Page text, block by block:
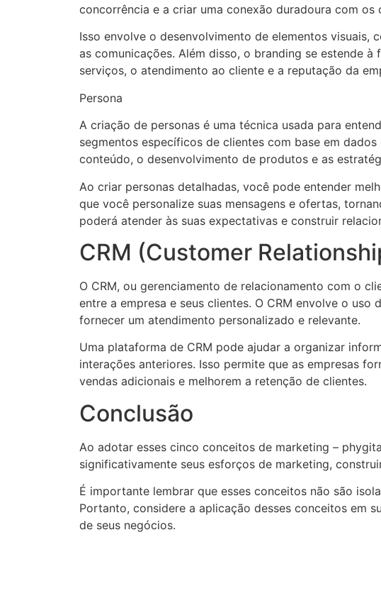
concorrência e a criar uma conexão duradoura com os
Isso envolve o desenvolvimento de elementos
as comunicações. Além disso, o branding se estende
serviços, o atendimento ao cliente e a reputação da
Persona
A criação de personas é uma técnica usada para
segmentos específicos de clientes com base em
conteúdo, o desenvolvimento de produtos e as
Ao criar personas detalhadas, você pode entender
que você personalize suas mensagens e ofertas,
poderá atender às suas expectativas e construir
CRM (Customer
O CRM, ou gerenciamento de relacionamento com o
entre a empresa e seus clientes. O CRM envolve o
fornecer um atendimento personalizado e relevante.
Uma plataforma de CRM pode ajudar a organizar
interações anteriores. Isso permite que as empresas
vendas adicionais e melhorem a retenção de clientes.
Conclusão
Ao adotar esses cinco conceitos de marketing –
significativamente seus esforços de marketing,
É importante lembrar que esses conceitos não são
Portanto, considere a aplicação desses conceitos em
de seus negócios.